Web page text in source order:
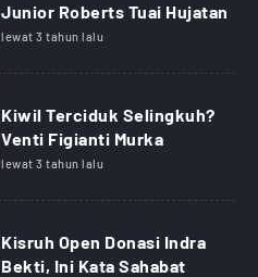
Junior Roberts Tuai Hujatan
lewat 3 tahun lalu
Kiwil Terciduk Selingkuh?
Venti Figianti Murka
lewat 3 tahun lalu
Kisruh Open Donasi Indra
Bekti, Ini Kata Sahabat